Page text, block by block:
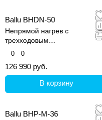
Ballu BHDN-50
Непрямой нагрев с
трехходовым
теплообменником AISI 310S
чистого воздуха в помещении.
0 0
126 990 руб.
В корзину
Ballu BHP-M-36